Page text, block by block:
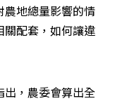
農地總量影響的情
關配套，如何讓違
出，農委會算出全